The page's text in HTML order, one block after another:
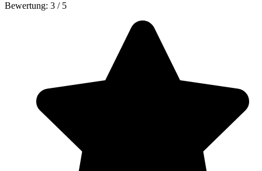
Bewertung: 3 / 5